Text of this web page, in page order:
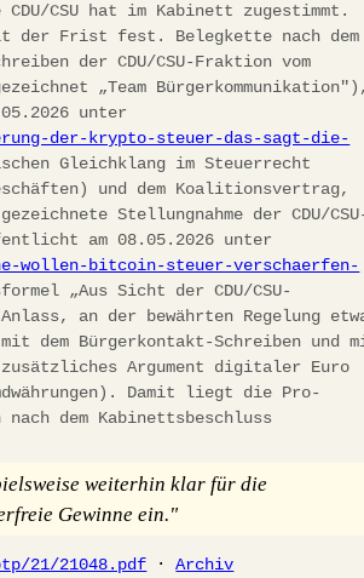
CSU hat im Kabinett zugestimmt.
der Frist fest. Belegkette nach dem
der CDU/CSU-Fraktion vom
„Team Bürgerkommunikation"),
unter
der-krypto-steuer-das-sagt-die-
Gleichklang im Steuerrecht
und dem Koalitionsvertrag,
Stellungnahme der CDU/
am 08.05.2026 unter
wollen-bitcoin-steuer-verschaerfen-
„Aus Sicht der CDU/CSU-
an der bewährten Regelung
dem Bürgerkontakt-Schreiben und
zusätzliches Argument digitaler Euro
Damit liegt die Pro-
dem Kabinettsbeschluss
weiterhin klar für die
Gewinne ein."
21/21048.pdf ·Archiv